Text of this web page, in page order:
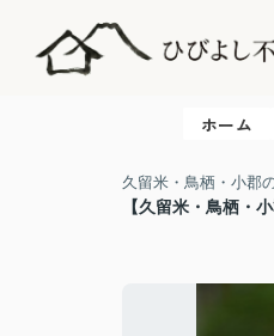
ホーム
久留米・鳥栖・小郡
【久留米・鳥栖・